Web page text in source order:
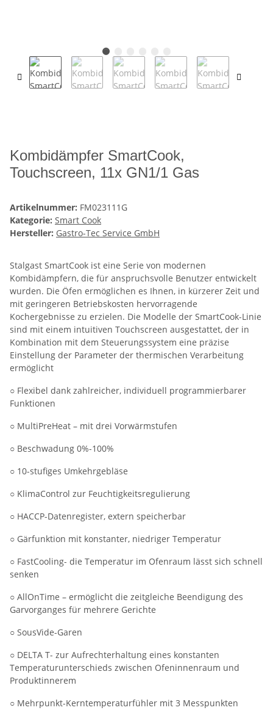
Kombidämpfer SmartCook,
Touchscreen, 11x GN1/1 Gas
Artikelnummer: FM023111G
Kategorie: Smart Cook
Hersteller: Gastro-Tec Service GmbH
Stalgast SmartCook ist eine Serie von modernen
Kombidämpfern, die für anspruchsvolle Benutzer entwickelt
wurden. Die Öfen ermöglichen es Ihnen, in kürzerer Zeit und
mit geringeren Betriebskosten hervorragende
Kochergebnisse zu erzielen. Die Modelle der SmartCook-Linie
sind mit einem intuitiven Touchscreen ausgestattet, der in
Kombination mit dem Steuerungssystem eine präzise
Einstellung der Parameter der thermischen Verarbeitung
ermöglicht
○ Flexibel dank zahlreicher, individuell programmierbarer
Funktionen
○ MultiPreHeat – mit drei Vorwärmstufen
○ Beschwadung 0%-100%
○ 10-stufiges Umkehrgebläse
○ KlimaControl zur Feuchtigkeitsregulierung
○ HACCP-Datenregister, extern speicherbar
○ Gärfunktion mit konstanter, niedriger Temperatur
○ FastCooling- die Temperatur im Ofenraum lässt sich schnell
senken
○ AllOnTime – ermöglicht die zeitgleiche Beendigung des
Garvorganges für mehrere Gerichte
○ SousVide-Garen
○ DELTA T- zur Aufrechterhaltung eines konstanten
Temperaturunterschieds zwischen Ofeninnenraum und
Produktinnerem
○ Mehrpunkt-Kerntemperaturfühler mit 3 Messpunkten